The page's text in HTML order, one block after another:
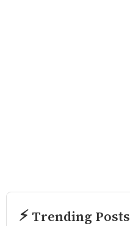
⚡ Trending Posts